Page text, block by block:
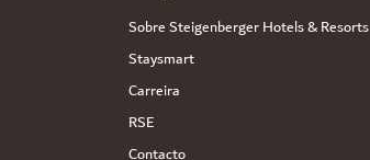
Sobre Steigenberger Hotels & Resorts
Staysmart
Carreira
RSE
Contacto